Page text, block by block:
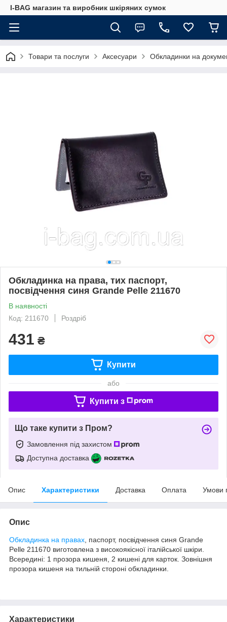
I-BAG магазин та виробник шкіряних сумок
Товари та послуги Аксесуари Обкладинки на
Обкладинка на права, тих паспорт,
посвідчення синя Grande Pelle 211670
В наявності
Код: 211670
Роздріб
431 ₴
Купити
або
Купити з
Що таке купити з Пром?
Замовлення під захистом
Доступна доставка
Опис Характеристики Доставка Оплата Умови
Опис
Обкладинка на правах , паспорт, посвідчення синя Grande
Pelle 211670 виготовлена з високоякісної італійської шкіри.
Всередині: 1 прозора кишеня, 2 кишені для карток. Зовнішня
прозора кишеня на тильній стороні обкладинки.
Характеристики